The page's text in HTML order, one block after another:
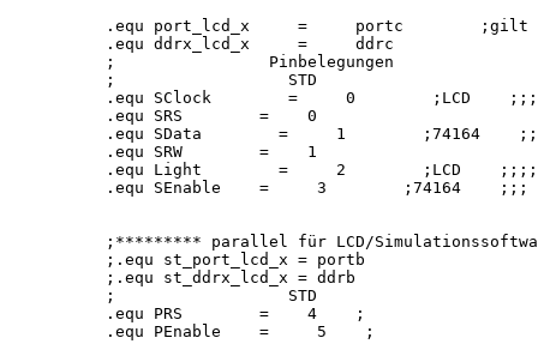
.equ port_lcd_x     =     portc
.equ ddrx_lcd_x     =     ddrc
;                Pinbelegungen
;                  STD
.equ SClock        =     0        ;LCD    ;;;
.equ SRS        =    0
.equ SData        =     1        ;74164
.equ SRW        =    1
.equ Light        =     2        ;LCD
.equ SEnable    =     3        ;74164    ;;;
;********* parallel für LCD/
;.equ st_port_lcd_x = portb
;.equ st_ddrx_lcd_x = ddrb
;                  STD
.equ PRS        =    4    ;
.equ PEnable    =     5    ;